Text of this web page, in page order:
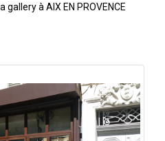
à AIX EN PROVENCE